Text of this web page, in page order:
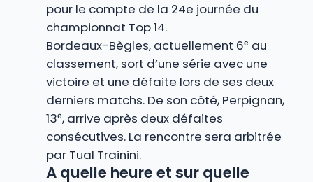
pour le compte de la 24e journée du
championnat Top 14.
Bordeaux-Bègles, actuellement 6ᵉ au
classement, sort d’une série avec une
victoire et une défaite lors de ses deux
derniers matchs. De son côté, Perpignan,
13ᵉ, arrive après deux défaites
consécutives. La rencontre sera arbitrée
par Tual Trainini.
A quelle heure et sur quelle